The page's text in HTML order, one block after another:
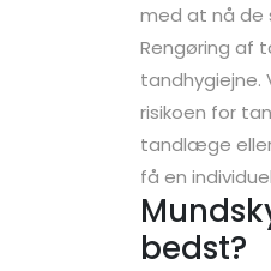
med at nå
Rengøring af
tandhygiejne.
risikoen for
tandlæge
få en
bedst?